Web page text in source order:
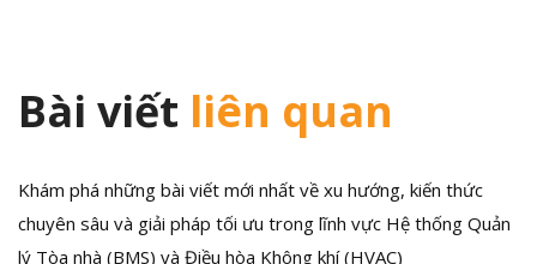
Bài viết liên quan
Khám phá những bài viết mới nhất về xu hướng, kiến thức
chuyên sâu và giải pháp tối ưu trong lĩnh vực Hệ thống Quản
lý Tòa nhà (BMS) và Điều hòa Không khí (HVAC)